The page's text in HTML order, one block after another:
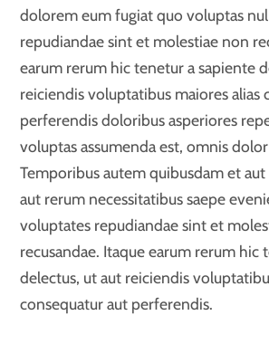
dolorem eum fugiat quo voluptas
repudiandae sint et molestiae non
earum rerum hic tenetur a sapiente
reiciendis voluptatibus maiores alias
perferendis doloribus asperiores
voluptas assumenda est, omnis
Temporibus autem quibusdam et
aut rerum necessitatibus saepe
voluptates repudiandae sint et
recusandae. Itaque earum rerum hic
delectus, ut aut reiciendis
consequatur aut perferendis.